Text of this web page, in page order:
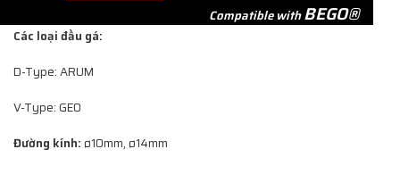
Compatible withBEGO®
Các loại đầu gá:
D-Type: ARUM
V-Type: GEO
Đường kính:ø10mm, ø14mm